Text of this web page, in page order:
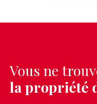
Vous ne
la propriété